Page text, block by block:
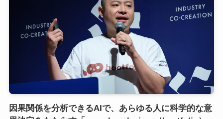
因果関係を分析できるAIで、あらゆる人に科学的な意